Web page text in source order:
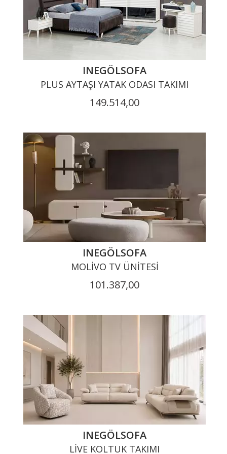
INEGÖLSOFA
PLUS AYTAŞI YATAK ODASI TAKIMI
149.514,00
INEGÖLSOFA
MOLIVO TV ÜNITESI
101.387,00
INEGÖLSOFA
LIVE KOLTUK TAKIMI